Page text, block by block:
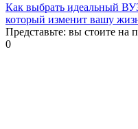
Как выбрать идеальный
который изменит вашу
Представьте: вы стоите на
0